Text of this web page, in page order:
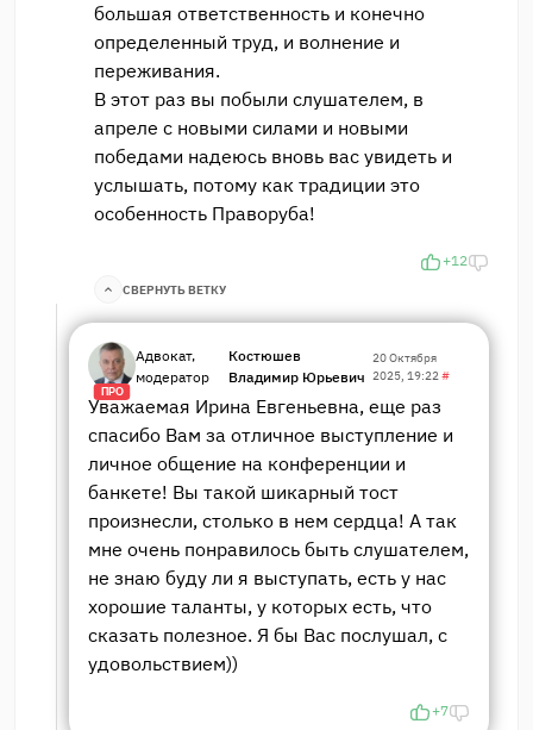
большая ответственность и конечно
определенный труд, и волнение и
переживания.
В этот раз вы побыли слушателем, в
апреле с новыми силами и новыми
победами надеюсь вновь вас увидеть и
услышать, потому как традиции это
особенность Праворуба!
+12
СВЕРНУТЬ ВЕТКУ
ПРО
Адвокат,
модератор
Костюшев
Владимир Юрьевич
20 Октября
2025, 19:22#
Уважаемая Ирина Евгеньевна, еще раз
спасибо Вам за отличное выступление и
личное общение на конференции и
банкете! Вы такой шикарный тост
произнесли, столько в нем сердца! А так
мне очень понравилось быть слушателем,
не знаю буду ли я выступать, есть у нас
хорошие таланты, у которых есть, что
сказать полезное. Я бы Вас послушал, с
удовольствием))
+7